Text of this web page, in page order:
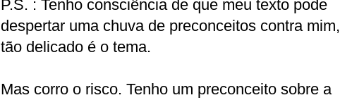
P.S. : Tenho consciência de que meu texto pode
despertar uma chuva de preconceitos contra mim,
tão delicado é o tema.
Mas corro o risco. Tenho um preconceito sobre a